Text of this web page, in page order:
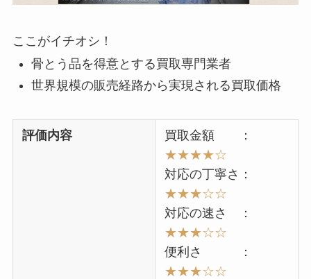
ここがイチオシ！
骨とう品を得意とする買取専門業者
世界規模の販売経路から実現される買取価格
評価内容
買取金額 ：
★★★★☆
対応の丁寧さ：
★★★☆☆
対応の速さ ：
★★★☆☆
便利さ ：
★★★☆☆